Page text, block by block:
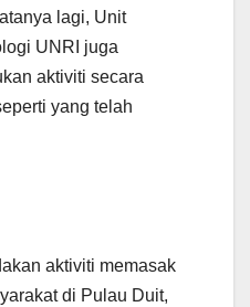
lagi, Unit
UNRI juga
aktiviti secara
yang telah
aktiviti memasak
di Pulau Duit,